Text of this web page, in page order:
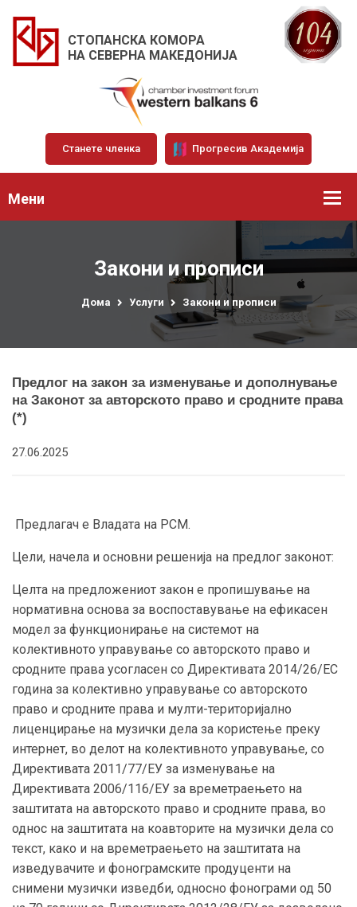
СТОПАНСКА КОМОРА
НА СЕВЕРНА МАКЕДОНИЈА
Станете членка Прогресив Академија
Мени
Закони и прописи
Дома Услуги Закони и прописи
Предлог на закон за изменување и дополнување
на Законот за авторското право и сродните права
(*)
27.06.2025
Предлагач е Владата на РСМ.
Цели, начела и основни решенија на предлог законот:
Целта на предложениот закон е пропишување на
нормативна основа за воспоставување на ефикасен
модел за функционирање на системот на
колективното управување со авторското право и
сродните права усогласен со Директивата 2014/26/EC
година за колективно управување со авторското
право и сродните права и мулти-територијално
лиценцирање на музички дела за користење преку
интернет, во делот на колективното управување, со
Директивата 2011/77/ЕУ за изменување на
Директивата 2006/116/ЕУ за времетраењето на
заштитата на авторското право и сродните права, во
однос на заштитата на коавторите на музички дела со
текст, како и на времетраењето на заштитата на
изведувачите и фонограмските продуценти на
снимени музички изведби, односно фонограми од 50